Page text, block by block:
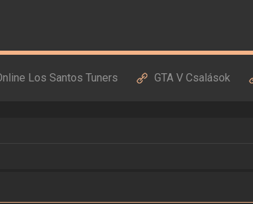
Los Santos Tuners GTA V Csalások